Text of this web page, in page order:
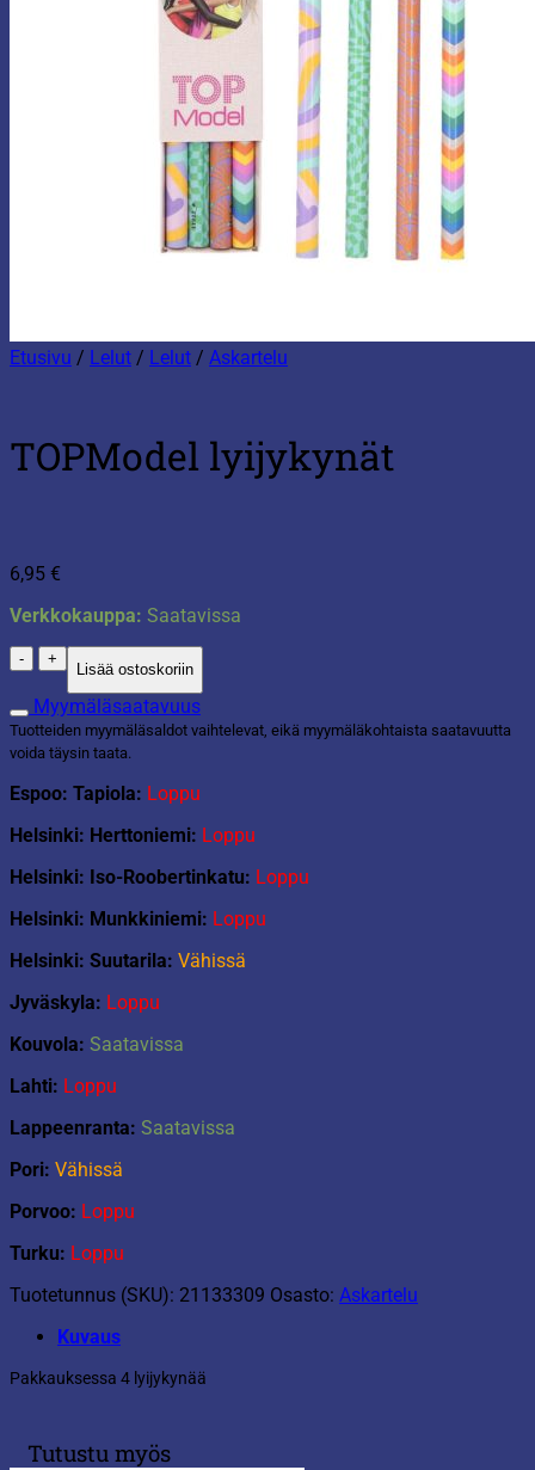
Etusivu / Lelut / Lelut / Askartelu
TOPModel lyijykynät
6,95 €
Verkkokauppa: Saatavissa
TOPModel
lyijykynät
määrä
Lisää ostoskoriin
Myymäläsaatavuus
Tuotteiden myymäläsaldot vaihtelevat, eikä myymäläkohtaista saatavuutta
voida täysin taata.
Espoo: Tapiola: Loppu
Helsinki: Herttoniemi: Loppu
Helsinki: Iso-Roobertinkatu: Loppu
Helsinki: Munkkiniemi: Loppu
Helsinki: Suutarila: Vähissä
Jyväskyla: Loppu
Kouvola: Saatavissa
Lahti: Loppu
Lappeenranta: Saatavissa
Pori: Vähissä
Porvoo: Loppu
Turku: Loppu
Tuotetunnus (SKU): 21133309 Osasto: Askartelu
Kuvaus
Pakkauksessa 4 lyijykynää
Tutustu myös